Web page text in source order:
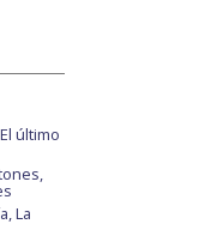
último
La